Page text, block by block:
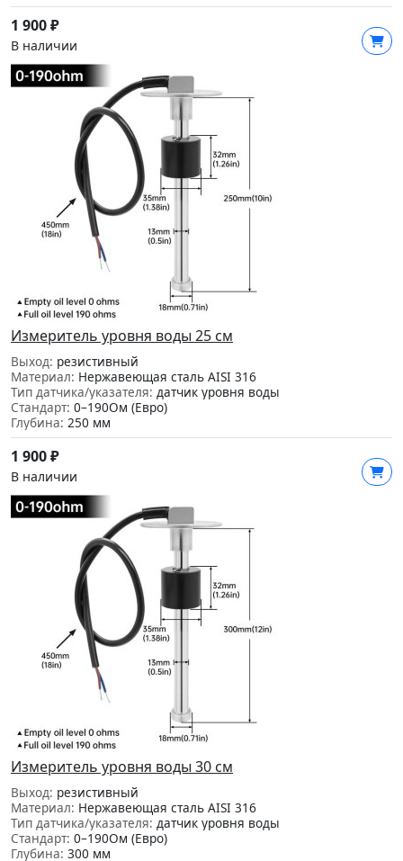
1 900₽
В наличии
Измеритель уровня воды 25 см
Выход: резистивный
Материал: Нержавеющая сталь AISI 316
Тип датчика/указателя: датчик уровня воды
Стандарт: 0–190Ом (Евро)
Глубина: 250 мм
1 900₽
В наличии
Измеритель уровня воды 30 см
Выход: резистивный
Материал: Нержавеющая сталь AISI 316
Тип датчика/указателя: датчик уровня воды
Стандарт: 0–190Ом (Евро)
Глубина: 300 мм